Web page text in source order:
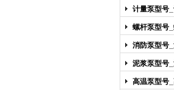
计量泵型号
螺杆泵型号
消防泵型号
泥浆泵型号
高温泵型号